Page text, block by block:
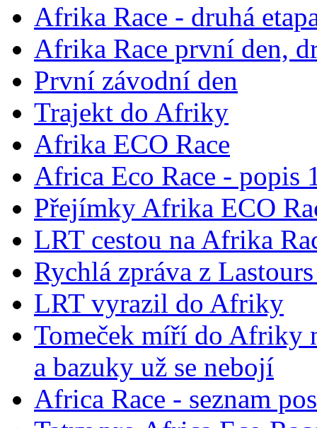
Afrika Race - druhá
Afrika Race první den,
První závodní den
Trajekt do Afriky
Afrika ECO Race
Africa Eco Race - popis
Přejímky Afrika ECO
LRT cestou na Afrika
Rychlá zpráva z
LRT vyrazil do Afriky
Tomeček míří do Afriky
a bazuky už se nebojí
Africa Race - seznam